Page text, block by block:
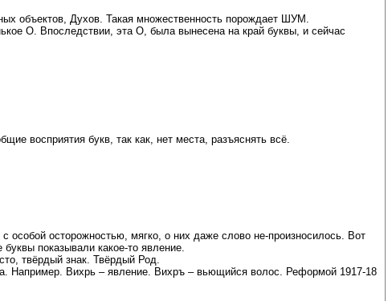
объектов, Духов. Такая множественность порождает ШУМ.
О. Впоследствии, эта О, была вынесена на край буквы, и сейчас
восприятия букв, так как, нет места, разъяснять всё.
осторожностью, мягко, о них даже слово не-произносилось. Вот
показывали какое-то явление.
твёрдый знак. Твёрдый Род.
Например. Вихрь – явление. Вихръ – вьющийся волос. Реформой 1917-18